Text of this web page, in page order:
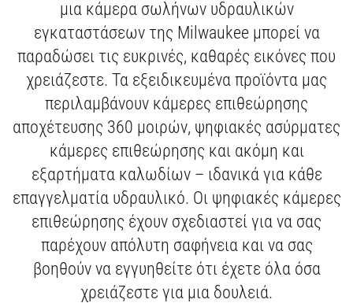
ΜΕΣΑ ΑΤΟΜΙΚΗΣ ΠΡΟΣΤΑΣΙΑΣ
ΕΝΔΥΣΗ
ΕΡΓΑΛΕΙΑ ΧΕΙΡΟΣ
ΕΞΑΡΤΗΜΑΤΑ
ΣΥΜΠΙΕΣΤΕΣ ΕΔΑΦΟΥΣ
ΣΚΥΡΟΔΕΜΑΤΟΣ
ΛΕΙΑΝΣΗ
ΔΟΚΙΜΑΣΤΙΚΑ & ΜΕΤΡΗΣΕΙΣ
ΣΥΝΔΥΑΣΜΟΙ ΕΡΓΑΛΕΙΩΝ
Force Logic
ΡΑΔΙΟΦΩΝΑ & ΗΧΕΙΑ
ΚΑΘΑΡΙΣΜΟΥ ΑΠΟΧΕΤΕΥΣΕΩΝ
ΕΞΑΓΩΓΗΣ ΣΚΟΝΗΣ
ΕΞΕΙΔΙΚΕΥΜΕΝΑ ΕΡΓΑΛΕΙΑ
ΓΩΝΙΑΚΟΙ ΤΡΟΧΟΙ
ΑΛΟΙΦΑΔΟΡΟΙ
ΠΟΛΥΕΡΓΑΛΕΙΑ
ΚΟΦΤΕΣ ΣΩΛΗΝΩΝ ΚΑΙ ΚΑΛΩΔΙΩΝ
ΠΛΑΝΕΣ
ΣΠΑΘΟΣΕΓΕΣ
ΡΟΥΤΕΡ
ΛΑΜΑΡΙΝΟΨΑΛΙΔΑ
ΔΙΣΚΟΠΡΙΟΝΑ ΠΑΓΚΟΥ & ΒΑΣΕΙΣ
ΚΟΦΤΕΣ ΝΤΙΖΩΝ
ΒΙΔΟΛΟΓΟΙ
ΓΡΑΣΑΔΟΡΟΙ
ΚΟΛΛΗΤΗΡΙΑ
ΑΝΑΔΕΥΤΗΡΕΣ
ΤΡΑΒΗΓΜΑ ΚΑΛΩΔΙΩΝ
ΔΟΝΗΤΕΣ ΣΚΥΡΟΔΕΜΑΤΟΣ
ΠΕΡΙΣΤΡΟΦΙΚΑ ΕΡΓΑΛΕΙΑ
ΔΙΑΧΕΙΡΙΣΗΣ ΥΛΙΚΟΥ
ΤΡΙΒΕΙΑ
ΜΠΟΡΝΤΟΥΡΟΨΑΛΙΔΑ
ΦΥΣΗΤΗΡΕΣ
ΠΡΙΟΝΙΑ ΚΛΑΔΕΜΑΤΟΣ
ΜΕΤΑΛΛΙΚΗ ΑΠΟΘΗΚΕΥΣΗ
ΕΝΘΕΤΑ & ΑΝΤΑΠΤΟΡΕΣ
ΖΩΝΕΣ, ΘΗΚΕΣ & ΣΑΚΙΔΙΑ ΠΛΑΤΗΣ
ΥΠΟΔΗΜΑΤΑ ΑΣΦΑΛΕΙΑΣ
ΨΥΞΗ
ΠΡΙΟΝΙΑ & ΚΟΦΤΕΣ
ΣΥΣΦΙΞΗ
ΣΦΥΡΙΑ & ΕΞΩΛΚΕΙΣ
ΤΡΑΒΗΓΜΑ ΚΑΛΩΔΙΩΝ
ΚΟΠΗ ΚΑΙ ΣΠΕΙΡΟΤΟΜΗΣΗ
ΚΑΡΥΔΑΚΙΑ ΜΕ ΛΑΒΗ Τ
ΡΑΚΟΡΟΚΛΕΙΔΑ
ΔΥΝΑΜΟΚΛΕΙΔΑ
ΜΗΧΑΝΗΣ ΓΚΑΖΟΝ
ΕΞΑΡΤΗΜΑΤΑ ΧΛΟΟΚΟΠΤΙΚΟΥ
ΕΙΔΙΚΩΝ ΕΡΓΑΛΕΙΩΝ
ΠΡΟΣΑΡΤΗΜΑΤΑ
ΠΡΟΣΑΡΤΗΜΑΤΑ ΣΥΣΤΗΜΑΤΩΝ
ΚΑΡΦΙΑ ΚΑΙ ΣΥΝΔΕΤΙΚΑ
ΔΙΣΚΟΙ ΓΙΑ ΕΠΙΤΡΑΠΕΖΙΑ ΔΙΣΚΟΠΡΙΟΝΑ
ΔΙΣΚΟΙ ΓΙΑ ΦΑΛΤΣΟΠΡΙΟΝΑ
ΕΞΑΡΤΗΜΑΤΑ ΡΟΥΤΕΡ
ΣΠΕΙΡΩΜΑ ΣΩΛΗΝΩΣΕΩΝ
μια κάμερα σωλήνων υδραυλικών
εγκαταστάσεων της Milwaukee μπορεί να
παραδώσει τις ευκρινές, καθαρές εικόνες που
χρειάζεστε. Τα εξειδικευμένα προϊόντα μας
περιλαμβάνουν κάμερες επιθεώρησης
αποχέτευσης 360 μοιρών, ψηφιακές ασύρματες
κάμερες επιθεώρησης και ακόμη και
εξαρτήματα καλωδίων – ιδανικά για κάθε
επαγγελματία υδραυλικό. Οι ψηφιακές κάμερες
επιθεώρησης έχουν σχεδιαστεί για να σας
παρέχουν απόλυτη σαφήνεια και να σας
βοηθούν να εγγυηθείτε ότι έχετε όλα όσα
χρειάζεστε για μια δουλειά.